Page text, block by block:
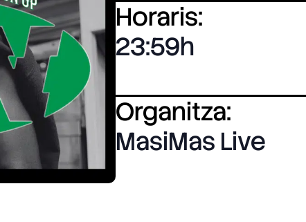
Horaris:
23:59
Organitza:
MasiMas Live